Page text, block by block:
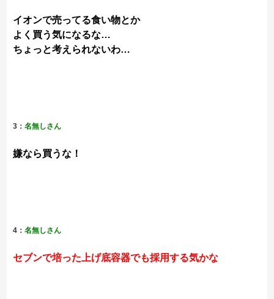
イオンで売ってる食い物とか
よく買う気になるな…
ちょっと考えられないわ…
3：名無しさん
嫌なら買うな！
4：名無しさん
セブンで培った上げ底容器でも採用する気かな